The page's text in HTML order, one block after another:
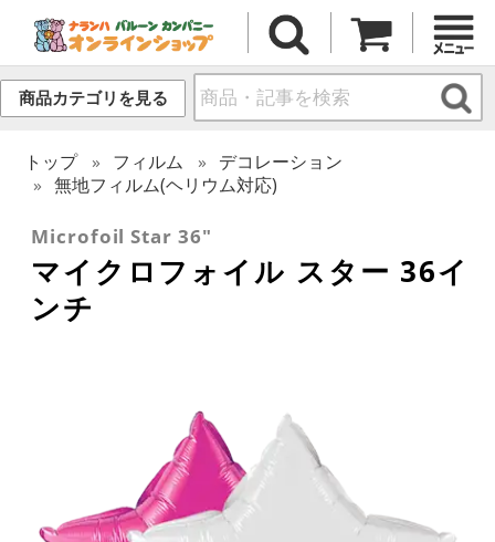
商品カテゴリを見る
トップ フィルム
デコレーション
無地フィルム(ヘリウム対応)
Microfoil Star 36"
マイクロフォイル スター 36イ
ンチ